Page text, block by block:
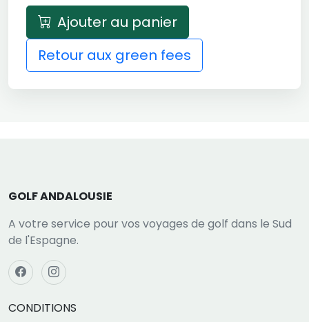
Ajouter au panier
Retour aux green fees
GOLF ANDALOUSIE
A votre service pour vos voyages de golf dans le Sud
de l'Espagne.
CONDITIONS